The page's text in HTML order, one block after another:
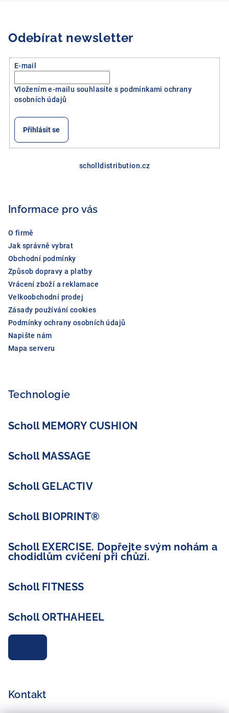
Odebírat newsletter
E-mail
Vložením e-mailu souhlasíte s podmínkami ochrany
osobních údajů
Přihlásit se
scholldistribution.cz
Informace pro vás
O firmě
Jak správně vybrat
Obchodní podmínky
Způsob dopravy a platby
Vrácení zboží a reklamace
Velkoobchodní prodej
Zásady používání cookies
Podmínky ochrany osobních údajů
Napište nám
Mapa serveru
Technologie
Scholl MEMORY CUSHION
Scholl MASSAGE
Scholl GELACTIV
Scholl BIOPRINT®
Scholl EXERCISE. Dopřejte svým nohám a
chodidlům cvičení při chůzi.
Scholl FITNESS
Scholl ORTHAHEEL
Kontakt